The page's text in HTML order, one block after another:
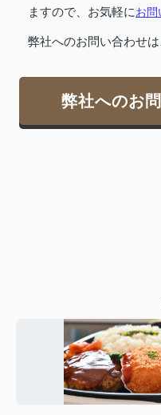
ますので、お気軽にお問
弊社へのお問い合わせ
弊社へのお